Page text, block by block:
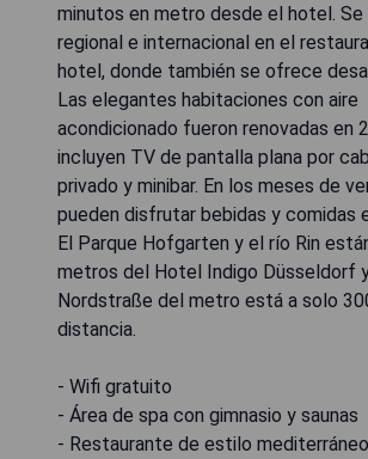
minutos en metro desde el hotel. Se
regional e internacional en el
hotel, donde también se ofrece
Las elegantes habitaciones con aire
acondicionado fueron renovadas en
incluyen TV de pantalla plana por
privado y minibar. En los meses de
pueden disfrutar bebidas y comidas
El Parque Hofgarten y el río Rin
metros del Hotel Indigo Düsseldorf
Nordstraße del metro está a solo
distancia.
- Wifi gratuito
- Área de spa con gimnasio y saunas
- Restaurante de estilo mediterráneo